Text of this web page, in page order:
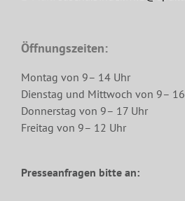
Öffnungszeiten:
Montag von 9– 14 Uhr
Dienstag und Mittwoch von 9–
Donnerstag von 9– 17 Uhr
Freitag von 9– 12 Uhr
Presseanfragen bitte an: